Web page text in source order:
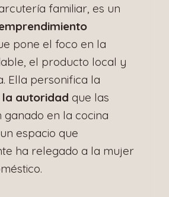
familiar, es un
pone el foco en la
el producto local y
Ella personifica la
autoridad que las
ganado en la cocina
espacio que
ha relegado a la mujer